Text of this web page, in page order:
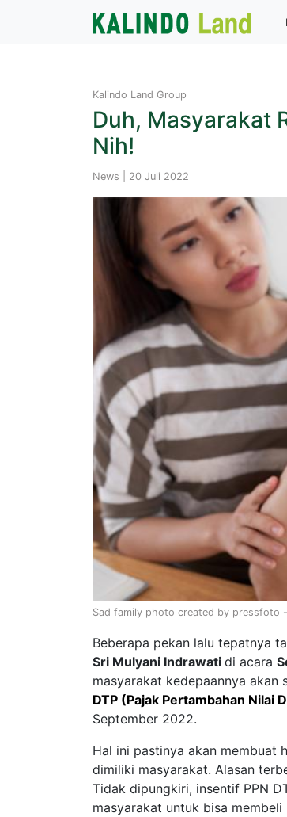
Kalindo Land Group
Duh, Masyarakat
Nih!
News | 20 Juli 2022
Sad family photo created by pressfoto
Beberapa pekan lalu tepatnya
Sri Mulyani Indrawati di acara
masyarakat kedepaannya akan
DTP (Pajak Pertambahan Nilai
September 2022.
Hal ini pastinya akan membuat
dimiliki masyarakat. Alasan
Tidak dipungkiri, insentif PPN
masyarakat untuk bisa